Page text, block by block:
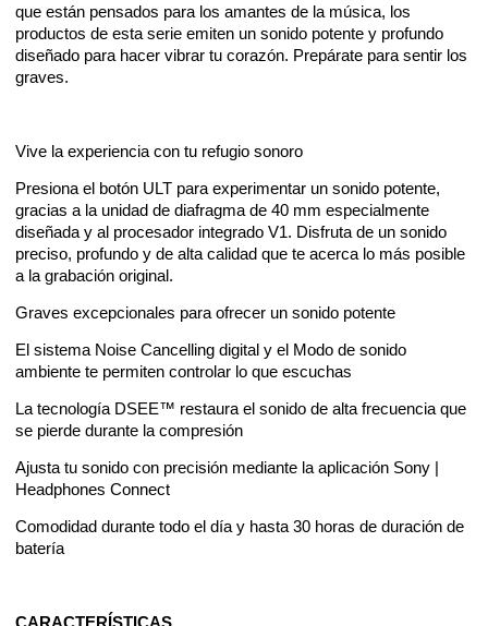
que están pensados para los amantes de la música, los
productos de esta serie emiten un sonido potente y profundo
diseñado para hacer vibrar tu corazón. Prepárate para sentir los
graves.
Vive la experiencia con tu refugio sonoro
Presiona el botón ULT para experimentar un sonido potente,
gracias a la unidad de diafragma de 40 mm especialmente
diseñada y al procesador integrado V1. Disfruta de un sonido
preciso, profundo y de alta calidad que te acerca lo más posible
a la grabación original.
Graves excepcionales para ofrecer un sonido potente
El sistema Noise Cancelling digital y el Modo de sonido
ambiente te permiten controlar lo que escuchas
La tecnología DSEE™ restaura el sonido de alta frecuencia que
se pierde durante la compresión
Ajusta tu sonido con precisión mediante la aplicación Sony |
Headphones Connect
Comodidad durante todo el día y hasta 30 horas de duración de
batería